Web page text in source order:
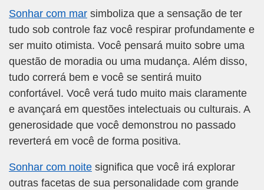
Sonhar com mar simboliza que a sensação de ter
tudo sob controle faz você respirar profundamente e
ser muito otimista. Você pensará muito sobre uma
questão de moradia ou uma mudança. Além disso,
tudo correrá bem e você se sentirá muito
confortável. Você verá tudo muito mais claramente
e avançará em questões intelectuais ou culturais. A
generosidade que você demonstrou no passado
reverterá em você de forma positiva.
Sonhar com noite significa que você irá explorar
outras facetas de sua personalidade com grande